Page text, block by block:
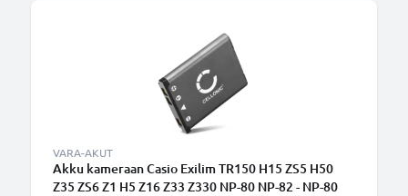
VARA-AKUT
Akku kameraan Casio Exilim TR150 H15 ZS5 H50
Z35 ZS6 Z1 H5 Z16 Z33 Z330 NP-80 NP-82 - NP-80